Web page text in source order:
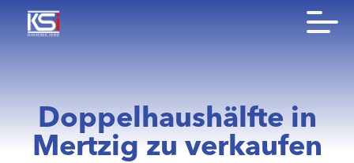
Doppelhaushälfte in
Mertzig zu verkaufen